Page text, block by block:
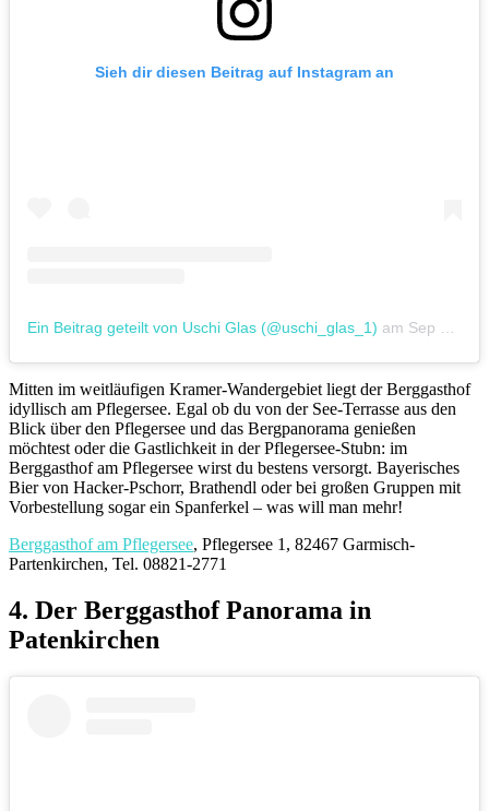
Sieh dir diesen Beitrag auf Instagram an
Ein Beitrag geteilt von Uschi Glas (@uschi_glas_1) am Sep 13, 2019 um 1:41 PDT
Mitten im weitläufigen Kramer-Wandergebiet liegt der Berggasthof
idyllisch am Pflegersee. Egal ob du von der See-Terrasse aus den
Blick über den Pflegersee und das Bergpanorama genießen
möchtest oder die Gastlichkeit in der Pflegersee-Stubn: im
Berggasthof am Pflegersee wirst du bestens versorgt. Bayerisches
Bier von Hacker-Pschorr, Brathendl oder bei großen Gruppen mit
Vorbestellung sogar ein Spanferkel – was will man mehr!
Berggasthof am Pflegersee, Pflegersee 1, 82467 Garmisch-
Partenkirchen, Tel. 08821-2771
4. Der Berggasthof Panorama in
Patenkirchen